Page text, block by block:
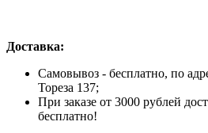
Доставка:
Самовывоз - бесплатно, по
Тореза 137;
При заказе от 3000 рублей
бесплатно!